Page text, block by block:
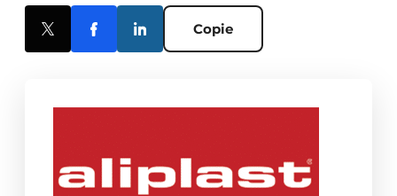
Copie